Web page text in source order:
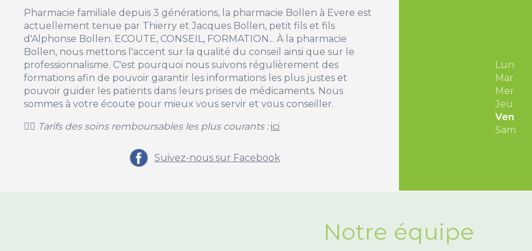
Pharmacie familiale depuis 3 générations, la pharmacie Bollen à Evere est
actuellement tenue par Thierry et Jacques Bollen, petit fils et fils
d'Alphonse Bollen. ECOUTE, CONSEIL, FORMATION... À la pharmacie
Bollen, nous mettons l'accent sur la qualité du conseil ainsi que sur le
professionnalisme. C'est pourquoi nous suivons régulièrement des
formations afin de pouvoir garantir les informations les plus justes et
pouvoir guider les patients dans leurs prises de médicaments. Nous
sommes à votre écoute pour mieux vous servir et vous conseiller.
👉🏻 Tarifs des soins remboursables les plus courants :ici
Suivez-nous sur Facebook
Lun
Mar
Mer
Jeu
Ven
Sam
Notre équipe